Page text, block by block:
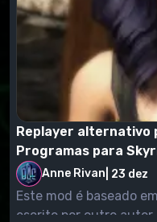
Replayer alternativo
Programas para
Anne Rivan 23 dez
Este mod é baseado
escrito por outro autor.